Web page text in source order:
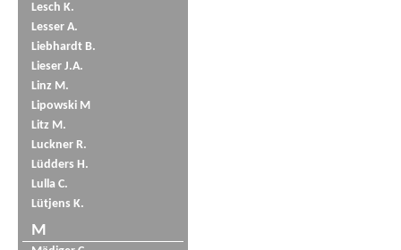
Lesch K.
Lesser A.
Liebhardt B.
Lieser J.A.
Linz M.
Lipowski M
Litz M.
Luckner R.
Lüdders H.
Lulla C.
Lütjens K.
M